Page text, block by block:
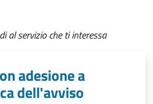
al servizio che ti interessa
adesione a
dell'avviso